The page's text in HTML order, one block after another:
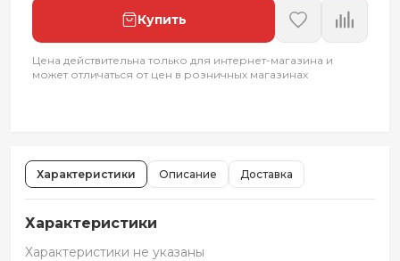
Купить
Цена действительна только для интернет-магазина и
может отличаться от цен в розничных магазинах
Характеристики Описание Доставка
Характеристики
Характеристики не указаны